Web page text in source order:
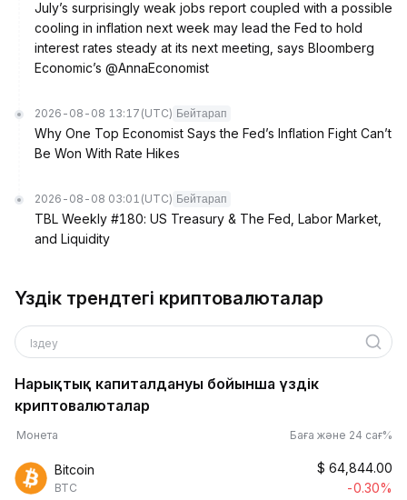
July’s surprisingly weak jobs report coupled with a possible
cooling in inflation next week may lead the Fed to hold
interest rates steady at its next meeting, says Bloomberg
Economic’s @AnnaEconomist
2026-08-08 13:17 (UTC) Бейтарап
Why One Top Economist Says the Fed’s Inflation Fight Can’t
Be Won With Rate Hikes
2026-08-08 03:01 (UTC) Бейтарап
TBL Weekly #180: US Treasury & The Fed, Labor Market,
and Liquidity
Үздік трендтегі криптовалюталар
Іздеу
Нарықтық капиталдануы бойынша үздік
криптовалюталар
Монета Баға және 24 сағ%
Bitcoin
BTC
$ 64,844.00
-0.30%